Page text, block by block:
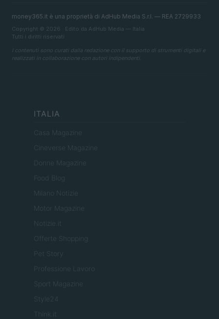
money365.it è una proprietà di AdHub Media S.r.l. — REA 2729933
Copyright © 2026 · Edito da AdHub Media — Italia
Tutti i diritti riservati
I contenuti sono curati dalla redazione con il supporto di strumenti digitali e
realizzati in collaborazione con autori indipendenti.
ITALIA
Casa Magazine
Cineverse Magazine
Donne Magazine
Food Blog
Milano Notizie
Motor Magazine
Notizie.it
Offerte Shopping
Pet Story
Professione Lavoro
Sport Magazine
Style24
Think.it